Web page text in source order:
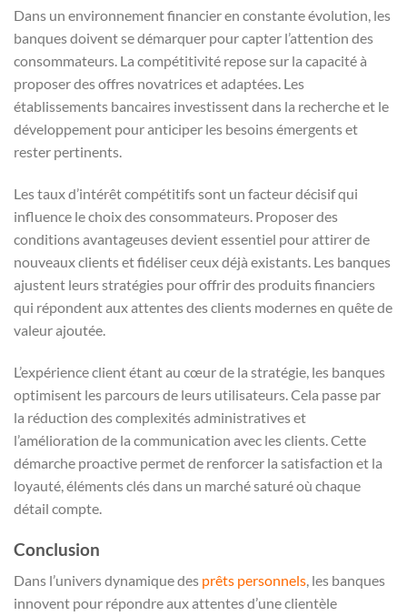
Dans un environnement financier en constante évolution, les
banques doivent se démarquer pour capter l’attention des
consommateurs. La compétitivité repose sur la capacité à
proposer des offres novatrices et adaptées. Les
établissements bancaires investissent dans la recherche et le
développement pour anticiper les besoins émergents et
rester pertinents.
Les taux d’intérêt compétitifs sont un facteur décisif qui
influence le choix des consommateurs. Proposer des
conditions avantageuses devient essentiel pour attirer de
nouveaux clients et fidéliser ceux déjà existants. Les banques
ajustent leurs stratégies pour offrir des produits financiers
qui répondent aux attentes des clients modernes en quête de
valeur ajoutée.
L’expérience client étant au cœur de la stratégie, les banques
optimisent les parcours de leurs utilisateurs. Cela passe par
la réduction des complexités administratives et
l’amélioration de la communication avec les clients. Cette
démarche proactive permet de renforcer la satisfaction et la
loyauté, éléments clés dans un marché saturé où chaque
détail compte.
Conclusion
Dans l’univers dynamique des prêts personnels, les banques
innovent pour répondre aux attentes d’une clientèle